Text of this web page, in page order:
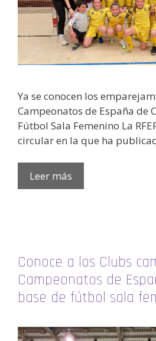
Ya se conocen los
Campeonatos de España de
Fútbol Sala Femenino La
circular en la que ha
Leer más
Conoce a los Clubs
Campeonatos de
base de fútbol sala